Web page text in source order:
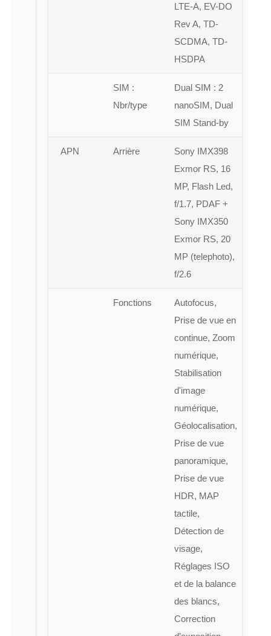
LTE-A, EV-DO
Rev A, TD-
SCDMA, TD-
HSDPA
SIM :
Nbr/type
Dual SIM : 2
nanoSIM, Dual
SIM Stand-by
APN Arrière
Sony IMX398
Exmor RS, 16
MP, Flash Led,
f/1.7, PDAF +
Sony IMX350
Exmor RS, 20
MP (telephoto),
f/2.6
Fonctions
Autofocus,
Prise de vue en
continue, Zoom
numérique,
Stabilisation
d'image
numérique,
Géolocalisation,
Prise de vue
panoramique,
Prise de vue
HDR, MAP
tactile,
Détection de
visage,
Réglages ISO
et de la balance
des blancs,
Correction